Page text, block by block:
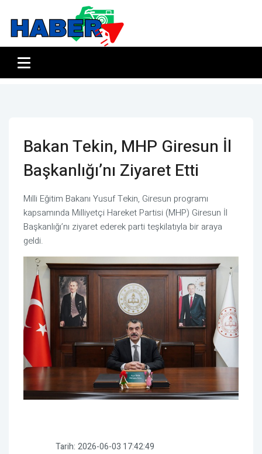
Bakan Tekin, MHP Giresun İl
Başkanlığı’nı Ziyaret Etti
Milli Eğitim Bakanı Yusuf Tekin, Giresun programı
kapsamında Milliyetçi Hareket Partisi (MHP) Giresun İl
Başkanlığı’nı ziyaret ederek parti teşkilatıyla bir araya
geldi.
Tarih: 2026-06-03 17:42:49